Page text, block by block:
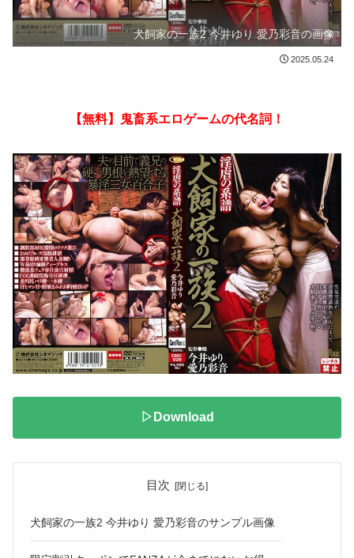
犬飼家の一族2 今井ゆり 愛乃彩音の画像
2025.05.24
【無料】鬼畜系エロゲームの代名詞！
▷Download
目次
犬飼家の一族2 今井ゆり 愛乃彩音のサンプル画像